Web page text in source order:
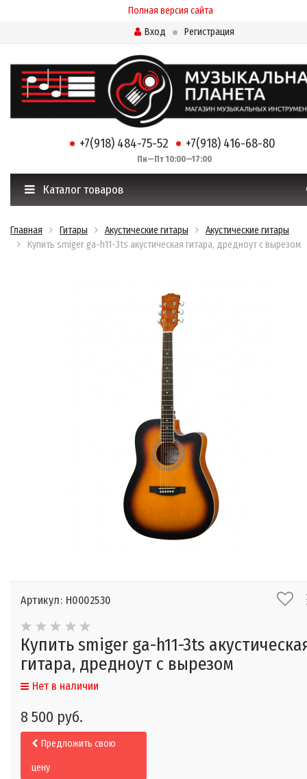
Полная версия сайта
Вход
Регистрация
+7(918) 484-75-52 +7(918) 416-68-80
Пн—Пт 10:00—17:00
Каталог товаров
Главная Гитары Акустические гитары
Акустические гитары
Купить smiger ga-h11-3ts акустическая гитара, дредноут с вырезом
Артикул: Н0002530
Купить smiger ga-h11-3ts
гитара, дредноут с вырезом
Нет в наличии
8 500 руб.
Предложить свою
цену